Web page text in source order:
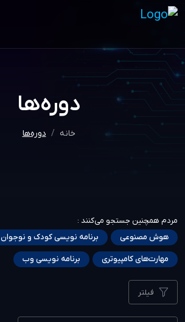
دوره‌ها
خانه دوره‌ها
مردم همچنین جستجو می‌کنند :
هوش مصنوعی
برنامه نویسی کودک و نوجوان
مهارت‌های کامپیوتری برنامه نویسی وب
فیلتر